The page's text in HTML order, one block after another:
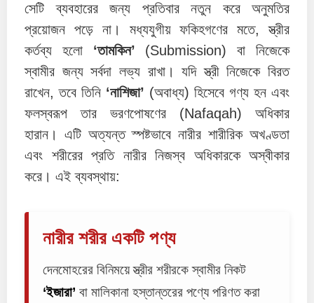
সেটি ব্যবহারের জন্য প্রতিবার নতুন করে অনুমতির
প্রয়োজন পড়ে না। মধ্যযুগীয় ফকিহগণের মতে, স্ত্রীর
কর্তব্য হলো ‘তামকিন’ (Submission) বা নিজেকে
স্বামীর জন্য সর্বদা লভ্য রাখা। যদি স্ত্রী নিজেকে বিরত
রাখেন, তবে তিনি ‘নাশিজা’ (অবাধ্য) হিসেবে গণ্য হন এবং
ফলস্বরূপ তার ভরণপোষণের (Nafaqah) অধিকার
হারান। এটি অত্যন্ত স্পষ্টভাবে নারীর শারীরিক অখণ্ডতা
এবং শরীরের প্রতি নারীর নিজস্ব অধিকারকে অস্বীকার
করে। এই ব্যবস্থায়:
নারীর শরীর একটি পণ্য
দেনমোহরের বিনিময়ে স্ত্রীর শরীরকে স্বামীর নিকট
‘ইজারা’ বা মালিকানা হস্তান্তরের পণ্যে পরিণত করা